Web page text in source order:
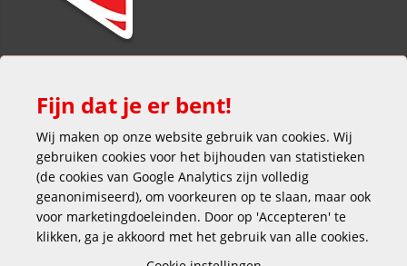
Veilig en gemakkelijk betalen
Fijn dat je er bent!
Wij maken op onze website gebruik van cookies. Wij
gebruiken cookies voor het bijhouden van statistieken
(de cookies van Google Analytics zijn volledig
geanonimiseerd), om voorkeuren op te slaan, maar ook
voor marketingdoeleinden. Door op 'Accepteren' te
klikken, ga je akkoord met het gebruik van alle cookies.